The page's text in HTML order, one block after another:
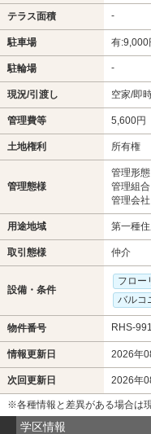
テラス面積 -
駐車場 有:9,000
駐輪場 -
現況/引渡し 空家/即
管理費等 5,600円
土地権利 所有権
管理態様
管理形態
管理組
管理会
用途地域 第一種
取引態様 仲介
設備・条件
フロー
バルコ
物件番号 RHS-
情報更新日 2026年
次回更新日 2026年
※各種情報と差異がある場合は
学区情報